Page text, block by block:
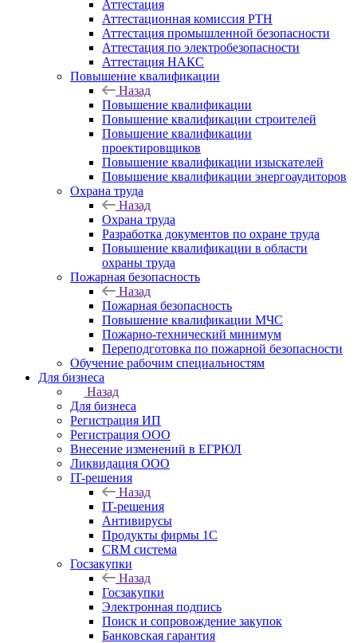
Аттестация
Аттестационная комиссия РТН
Аттестация промышленной безопасности
Аттестация по электробезопасности
Аттестация НАКС
Повышение квалификации
Назад
Повышение квалификации
Повышение квалификации строителей
Повышение квалификации
проектировщиков
Повышение квалификации изыскателей
Повышение квалификации энергоаудиторов
Охрана труда
Назад
Охрана труда
Разработка документов по охране труда
Повышение квалификации в области
охраны труда
Пожарная безопасность
Назад
Пожарная безопасность
Повышение квалификации МЧС
Пожарно-технический минимум
Переподготовка по пожарной безопасности
Обучение рабочим специальностям
Для бизнеса
Назад
Для бизнеса
Регистрация ИП
Регистрация ООО
Внесение изменений в ЕГРЮЛ
Ликвидация ООО
IT-решения
Назад
IT-решения
Антивирусы
Продукты фирмы 1C
CRM система
Госзакупки
Назад
Госзакупки
Электронная подпись
Поиск и сопровождение закупок
Банковская гарантия